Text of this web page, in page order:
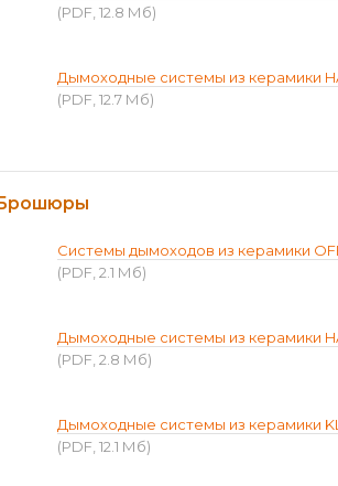
(PDF, 12.8 Мб)
Дымоходные системы из керамики
(PDF, 12.7 Мб)
Системы дымоходов из керамики
(PDF, 2.1 Мб)
Дымоходные системы из керамики
(PDF, 2.8 Мб)
Дымоходные системы из керамики
(PDF, 12.1 Мб)